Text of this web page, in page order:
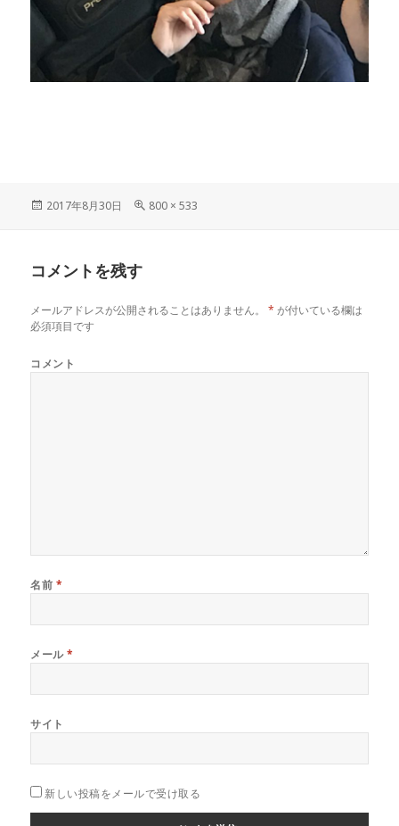
投
2017年8月30日
フ
800 × 533
コメントを残す
メールアドレスが公開されることはありません。 * が付いている欄は
必須項目です
コメント
名前 *
メール*
サイト
新しい投稿をメールで受け取る